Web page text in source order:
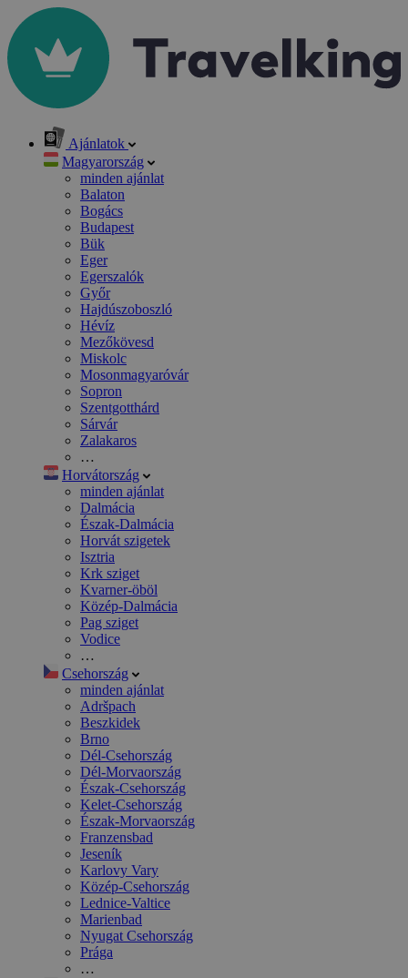
Ajánlatok
Magyarország
minden ajánlat
Balaton
Bogács
Budapest
Bük
Eger
Egerszalók
Győr
Hajdúszoboszló
Hévíz
Mezőkövesd
Miskolc
Mosonmagyaróvár
Sopron
Szentgotthárd
Sárvár
Zalakaros
…
Horvátország
minden ajánlat
Dalmácia
Észak-Dalmácia
Horvát szigetek
Isztria
Krk sziget
Kvarner-öböl
Közép-Dalmácia
Pag sziget
Vodice
…
Csehország
minden ajánlat
Adršpach
Beszkidek
Brno
Dél-Csehország
Dél-Morvaország
Észak-Csehország
Kelet-Csehország
Észak-Morvaország
Franzensbad
Jeseník
Karlovy Vary
Közép-Csehország
Lednice-Valtice
Marienbad
Nyugat Csehország
Prága
…